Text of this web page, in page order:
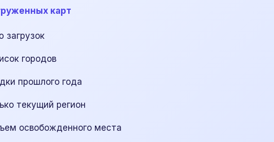
карт
загрузок
городов
прошлого года
текущий регион
освобожденного места